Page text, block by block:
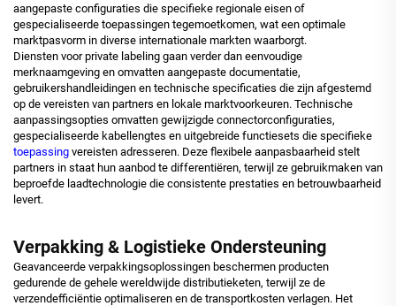
aangepaste configuraties die specifieke regionale eisen of
gespecialiseerde toepassingen tegemoetkomen, wat een optimale
marktpasvorm in diverse internationale markten waarborgt.
Diensten voor private labeling gaan verder dan eenvoudige
merknaamgeving en omvatten aangepaste documentatie,
gebruikershandleidingen en technische specificaties die zijn afgestemd
op de vereisten van partners en lokale marktvoorkeuren. Technische
aanpassingsopties omvatten gewijzigde connectorconfiguraties,
gespecialiseerde kabellengtes en uitgebreide functiesets die specifieke
toepassing vereisten adresseren. Deze flexibele aanpasbaarheid stelt
partners in staat hun aanbod te differentiëren, terwijl ze gebruikmaken van
beproefde laadtechnologie die consistente prestaties en betrouwbaarheid
levert.
Verpakking & Logistieke Ondersteuning
Geavanceerde verpakkingsoplossingen beschermen producten
gedurende de gehele wereldwijde distributieketen, terwijl ze de
verzendefficiëntie optimaliseren en de transportkosten verlagen. Het